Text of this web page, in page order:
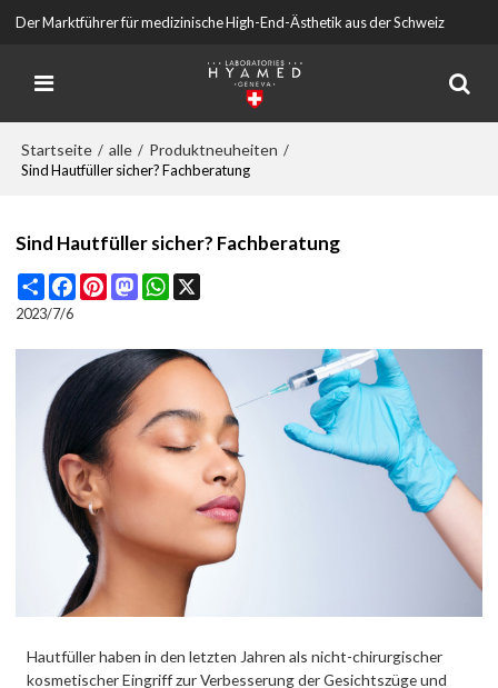
Der Marktführer für medizinische High-End-Ästhetik aus der Schweiz
Startseite / alle / Produktneuheiten /
Sind Hautfüller sicher? Fachberatung
Sind Hautfüller sicher? Fachberatung
Share FacebookPinterestMastodonWhatsApp
2023/7/6
Hautfüller haben in den letzten Jahren als nicht-chirurgischer
kosmetischer Eingriff zur Verbesserung der Gesichtszüge und